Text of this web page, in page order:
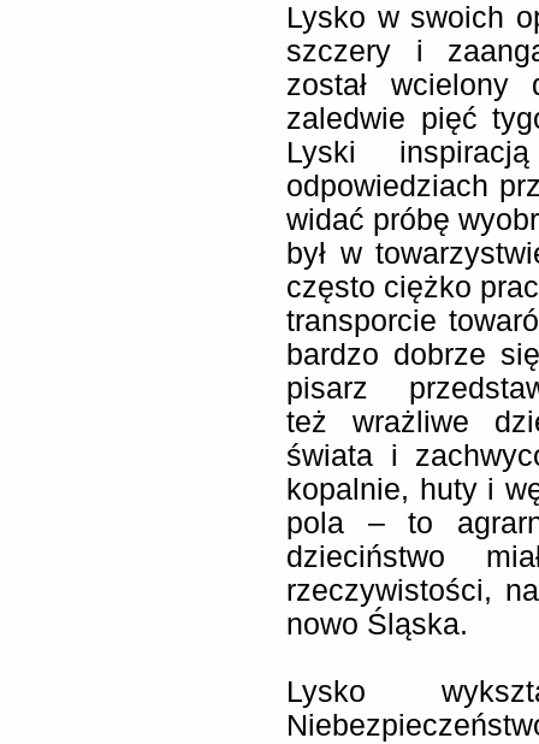
Lysko w swoich
szczery i
został
zaledwie pięć
Lyski
odpowiedziach
widać próbę
był w
często ciężko
transporcie
bardzo dobrze
pisarz
też wrażliwe
świata i
kopalnie, huty i
pola – to
dzieciństwo
rzeczywistości,
nowo Śląska.
Lysko